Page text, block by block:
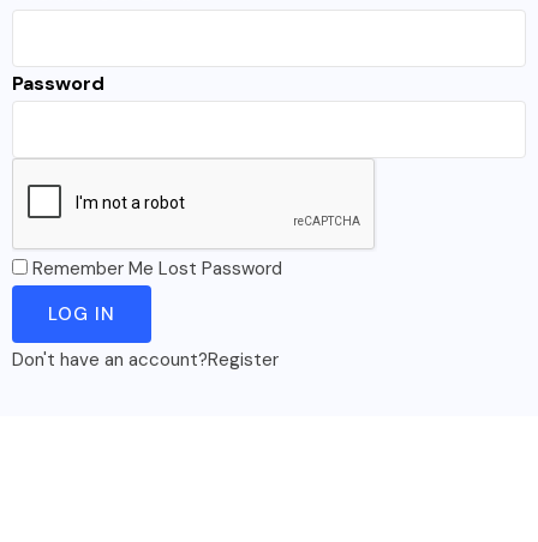
Password
Remember Me Lost Password
Don't have an account?Register